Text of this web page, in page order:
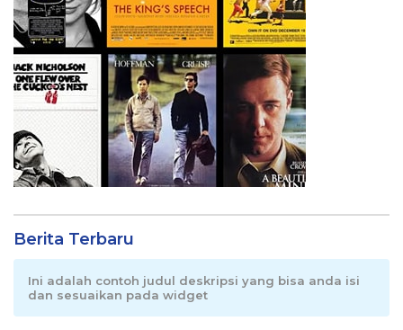
Berita Terbaru
Ini adalah contoh judul deskripsi yang bisa anda isi
dan sesuaikan pada widget